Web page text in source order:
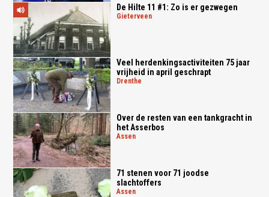
De Hilte 11 #1: Zo is er gezwegen
gieterveen
Veel herdenkingsactiviteiten 75 jaar
vrijheid in april geschrapt
drenthe
Over de resten van een tankgracht in
het Asserbos
assen
71 stenen voor 71 joodse
slachtoffers
assen